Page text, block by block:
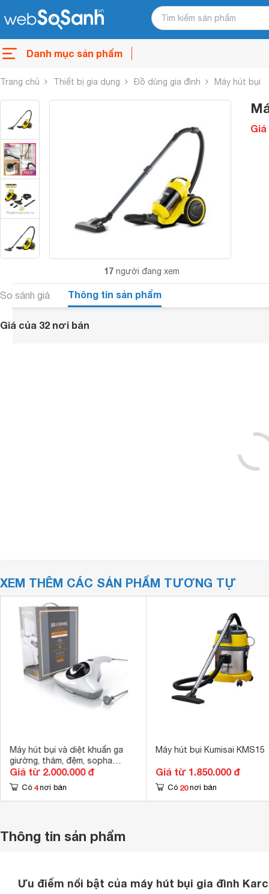
Danh mục sản phẩm
Trang chủ Thiết bị gia dụng Đồ dùng gia đình Máy hút bụi
17 người đang xem
Giá
So sánh giá Thông tin sản phẩm
Giá của 32 nơi bán
XEM THÊM CÁC SẢN PHẨM TƯƠNG TỰ
Máy hút bụi và diệt khuẩn ga
giường, thảm, đệm, sopha
Brandson
Giá từ 2.000.000 đ
Có 4 nơi bán
Máy hút bụi Kumisai KMS15
Giá từ 1.850.000 đ
Có 20 nơi bán
Thông tin sản phẩm
Ưu điểm nổi bật của máy hút bụi gia đình